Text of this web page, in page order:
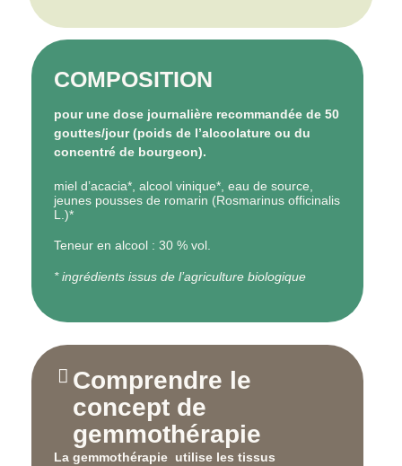
COMPOSITION
pour une dose journalière recommandée de 50
gouttes/jour (poids de l’alcoolature ou du
concentré de bourgeon).
miel d’acacia*, alcool vinique*, eau de source,
jeunes pousses de romarin (Rosmarinus officinalis
L.)*
Teneur en alcool : 30 % vol.
* ingrédients issus de l’agriculture biologique
Comprendre le
concept de
gemmothérapie
La gemmothérapie utilise les tissus